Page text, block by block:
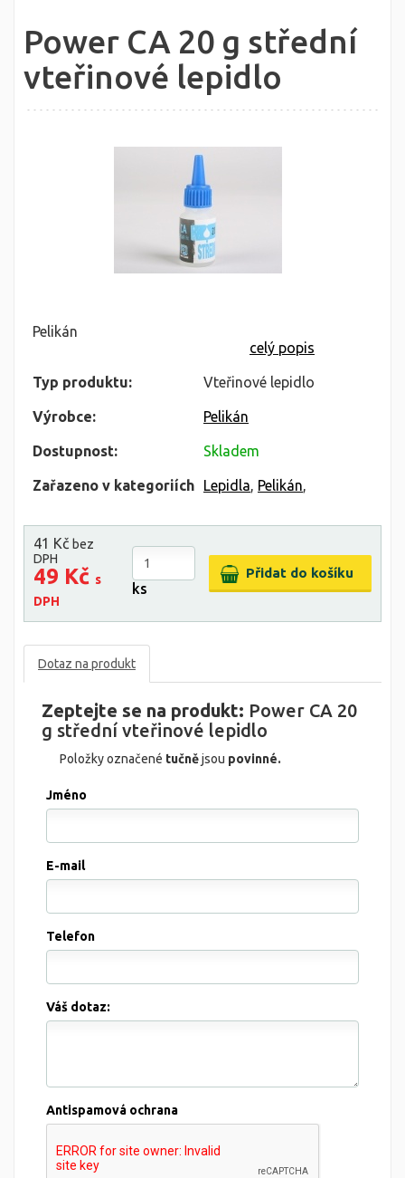
Power CA 20 g střední
vteřinové lepidlo
Pelikán
celý popis
Typ produktu: Vteřinové lepidlo
Výrobce: Pelikán
Dostupnost: Skladem
Zařazeno v kategoriích Lepidla, Pelikán,
41 Kč bez
DPH
49 Kč s
DPH
ks
Dotaz na produkt
Zeptejte se na produkt: Power CA 20
g střední vteřinové lepidlo
Položky označené tučnějsou povinné.
Jméno
E-mail
Telefon
Váš dotaz:
Antispamová ochrana